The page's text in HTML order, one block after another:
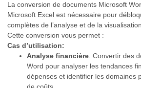
La conversion de documents Microsoft
Microsoft Excel est nécessaire pour
complètes de l’analyse et de la
Cette conversion vous permet :
Cas d’utilisation:
Analyse financière: Convertir des
Word pour analyser les tendances
dépenses et identifier les domaines